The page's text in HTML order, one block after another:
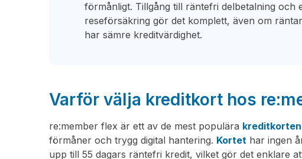
förmånligt. Tillgång till räntefri delbetalning och
reseförsäkring gör det komplett, även om
har sämre kreditvärdighet.
Varför välja kreditkort hos
re:member flex är ett av de mest populära kreditkorten
förmåner och trygg digital hantering. Kortet har ingen
upp till 55 dagars räntefri kredit, vilket gör det enklare